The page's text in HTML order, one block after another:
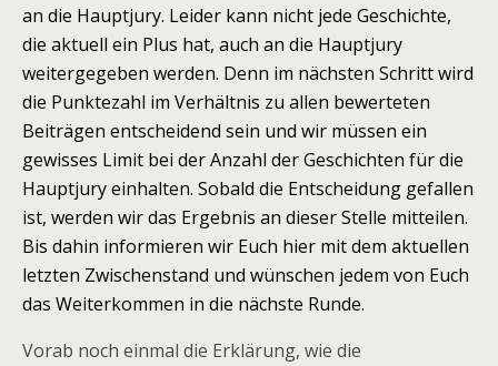
an die Hauptjury. Leider kann nicht jede Geschichte,
die aktuell ein Plus hat, auch an die Hauptjury
weitergegeben werden. Denn im nächsten Schritt wird
die Punktezahl im Verhältnis zu allen bewerteten
Beiträgen entscheidend sein und wir müssen ein
gewisses Limit bei der Anzahl der Geschichten für die
Hauptjury einhalten. Sobald die Entscheidung gefallen
ist, werden wir das Ergebnis an dieser Stelle mitteilen.
Bis dahin informieren wir Euch hier mit dem aktuellen
letzten Zwischenstand und wünschen jedem von Euch
das Weiterkommen in die nächste Runde.
Vorab noch einmal die Erklärung, wie die